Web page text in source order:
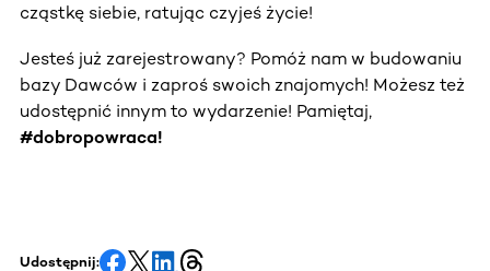
cząstkę siebie, ratując czyjeś życie!
Jesteś już zarejestrowany? Pomóż nam w budowaniu
bazy Dawców i zaproś swoich znajomych! Możesz też
udostępnić innym to wydarzenie! Pamiętaj,
#dobropowraca!
Udostępnij: